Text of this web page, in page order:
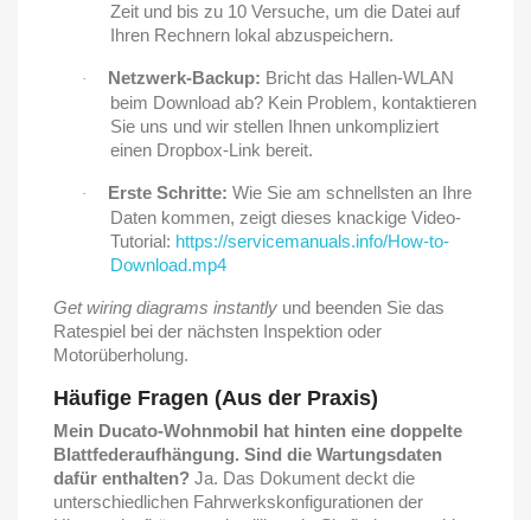
Zeit und bis zu 10 Versuche, um die Datei auf
Ihren Rechnern lokal abzuspeichern.
· Netzwerk-Backup: Bricht das Hallen-WLAN
beim Download ab? Kein Problem, kontaktieren
Sie uns und wir stellen Ihnen unkompliziert
einen Dropbox-Link bereit.
· Erste Schritte: Wie Sie am schnellsten an Ihre
Daten kommen, zeigt dieses knackige Video-
Tutorial: https://servicemanuals.info/How-to-
Download.mp4
Get wiring diagrams instantly und beenden Sie das
Ratespiel bei der nächsten Inspektion oder
Motorüberholung.
Häufige Fragen (Aus der Praxis)
Mein Ducato-Wohnmobil hat hinten eine doppelte
Blattfederaufhängung. Sind die Wartungsdaten
dafür enthalten? Ja. Das Dokument deckt die
unterschiedlichen Fahrwerkskonfigurationen der